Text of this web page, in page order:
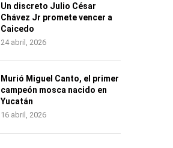
Un discreto Julio César
Chávez Jr promete vencer a
Caicedo
24 abril, 2026
Murió Miguel Canto, el primer
campeón mosca nacido en
Yucatán
16 abril, 2026